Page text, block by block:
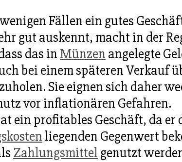
Fällen ein gutes
gut auskennt, macht in der
das in Münzen angelegte
bei einem späteren Verkauf
Sie eignen sich daher
vor inflationären Gefahren.
ein profitables Geschäft, da er
liegenden Gegenwert
Zahlungsmittel genutzt